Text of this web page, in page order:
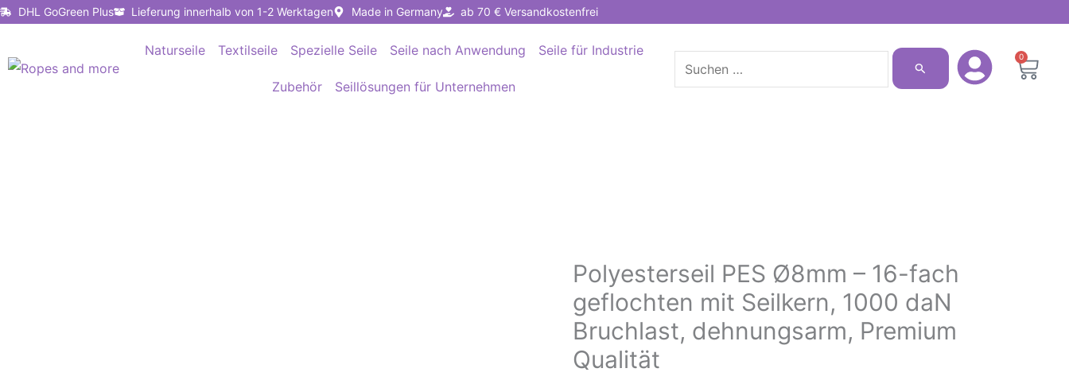
Zum
springen
DHL GoGreen Plus Lieferung innerhalb von 1-2 Werktagen Made in Germany ab 70 € Versandkostenfrei
Naturseile Textilseile Spezielle Seile Seile nach Anwendung Seile für Industrie
Zubehör Seillösungen für Unternehmen
0
Polyesterseil PES Ø8mm – 16-fach
geflochten mit Seilkern, 1000 daN
Bruchlast, dehnungsarm, Premium
Qualität
Polyesterseil
Ø8mm
–
16-